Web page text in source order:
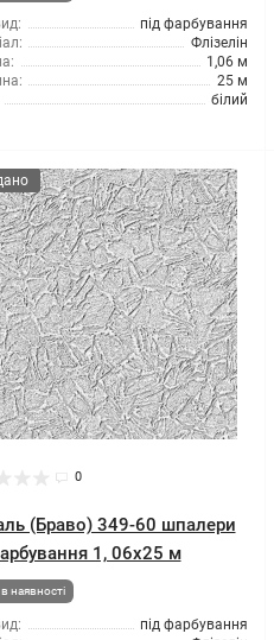
під фарбування
Флізелін
1,06 м
25 м
білий
0
(Браво) 349-60 шпалери
1, 06x25 м
наявності
під фарбування